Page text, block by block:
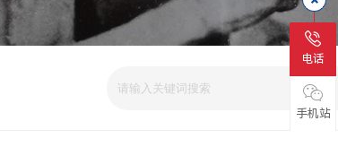
电话
手机站